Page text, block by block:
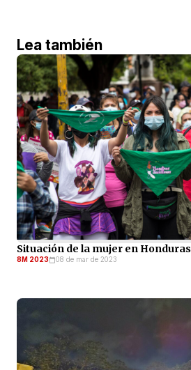
Lea también
Situación de la mujer en Honduras
8M 2023 08 de mar de 2023